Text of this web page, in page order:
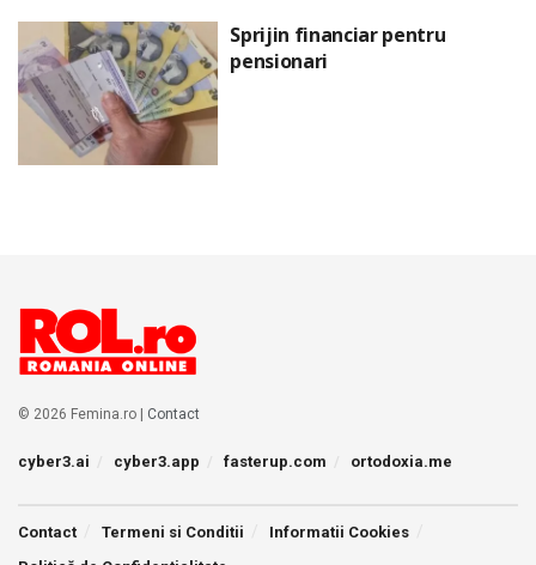
Sprijin financiar pentru
pensionari
© 2026 Femina.ro | Contact
cyber3.ai cyber3.app fasterup.com ortodoxia.me
Contact Termeni si Conditii
Informatii Cookies